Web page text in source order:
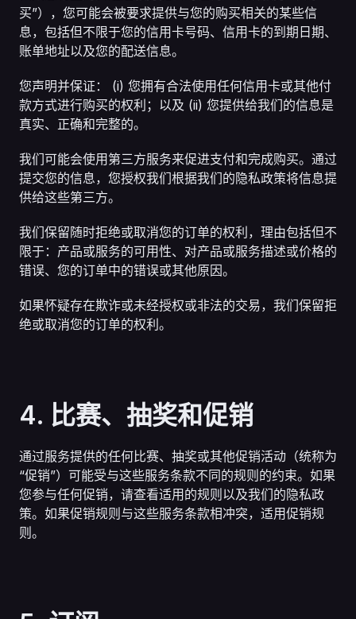
买”），您可能会被要求提供与您的购买相关的某些信
息，包括但不限于您的信用卡号码、信用卡的到期日期、
账单地址以及您的配送信息。
您声明并保证： (i) 您拥有合法使用任何信用卡或其他付
款方式进行购买的权利；以及 (ii) 您提供给我们的信息是
真实、正确和完整的。
我们可能会使用第三方服务来促进支付和完成购买。通过
提交您的信息，您授权我们根据我们的隐私政策将信息提
供给这些第三方。
我们保留随时拒绝或取消您的订单的权利，理由包括但不
限于：产品或服务的可用性、对产品或服务描述或价格的
错误、您的订单中的错误或其他原因。
如果怀疑存在欺诈或未经授权或非法的交易，我们保留拒
绝或取消您的订单的权利。
4. 比赛、抽奖和促销
通过服务提供的任何比赛、抽奖或其他促销活动（统称为
“促销”）可能受与这些服务条款不同的规则的约束。如果
您参与任何促销，请查看适用的规则以及我们的隐私政
策。如果促销规则与这些服务条款相冲突，适用促销规
则。